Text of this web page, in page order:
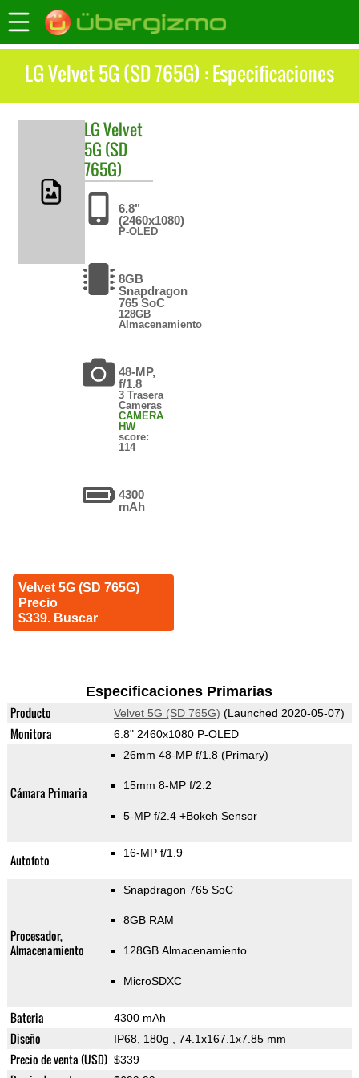
LG Velvet 5G (SD 765G) : Especificaciones
LGVelvet
5G (SD
765G)
6.8"
(2460x1080)
P-OLED
8GB
Snapdragon
765 SoC
128GB
Almacenamiento
48-MP,
f/1.8
3 Trasera
Cameras
CAMERA
HW
score:
114
4300
mAh
Velvet 5G (SD 765G)
Precio
$339. Buscar
Especificaciones Primarias
Producto Velvet 5G (SD 765G) (Launched 2020-05-07)
Monitora 6.8" 2460x1080 P-OLED
Cámara Primaria
26mm 48-MP f/1.8 (Primary)
15mm 8-MP f/2.2
5-MP f/2.4 +Bokeh Sensor
Autofoto 16-MP f/1.9
Procesador,
Almacenamiento
Snapdragon 765 SoC
8GB RAM
128GB Almacenamiento
MicroSDXC
Bateria 4300 mAh
Diseño IP68, 180g , 74.1x167.1x7.85 mm
Precio de venta (USD) $339